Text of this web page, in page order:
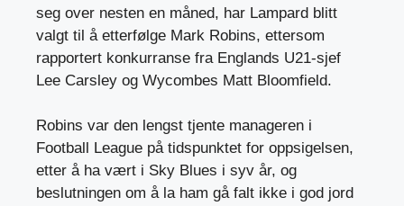
seg over nesten en måned, har Lampard blitt
valgt til å etterfølge Mark Robins, ettersom
rapportert konkurranse fra Englands U21-sjef
Lee Carsley og Wycombes Matt Bloomfield.
Robins var den lengst tjente manageren i
Football League på tidspunktet for oppsigelsen,
etter å ha vært i Sky Blues i syv år, og
beslutningen om å la ham gå falt ikke i god jord